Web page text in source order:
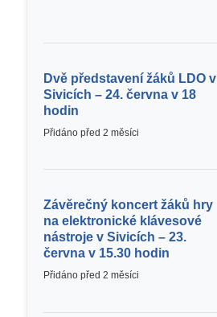
Dvě představení žáků LDO v
Sivicích – 24. června v 18
hodin
Přidáno před 2 měsíci
Závěrečný koncert žáků hry
na elektronické klávesové
nástroje v Sivicích – 23.
června v 15.30 hodin
Přidáno před 2 měsíci